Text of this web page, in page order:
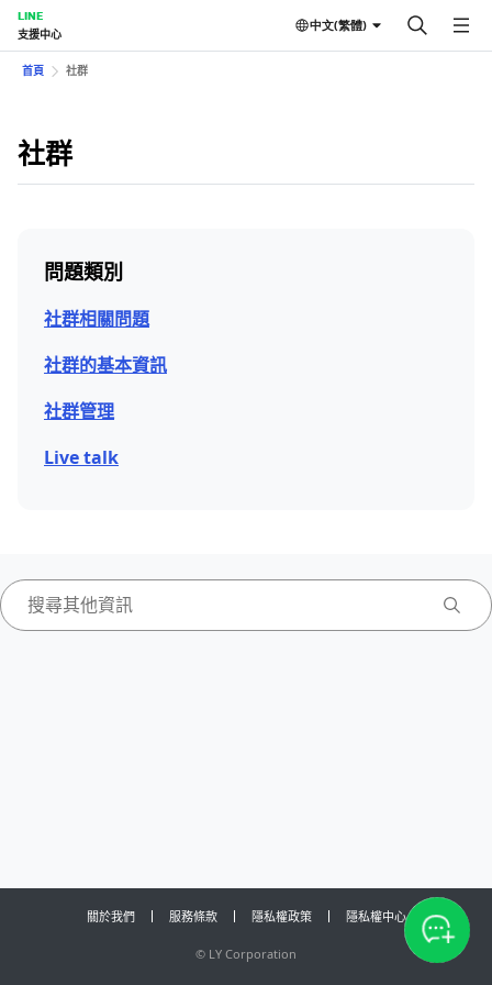
LINE
支援中心
中文(繁體)
首頁 社群
社群
問題類別
社群相關問題
社群的基本資訊
社群管理
Live talk
關於我們 服務條款 隱私權政策 隱私權中心
© LY Corporation